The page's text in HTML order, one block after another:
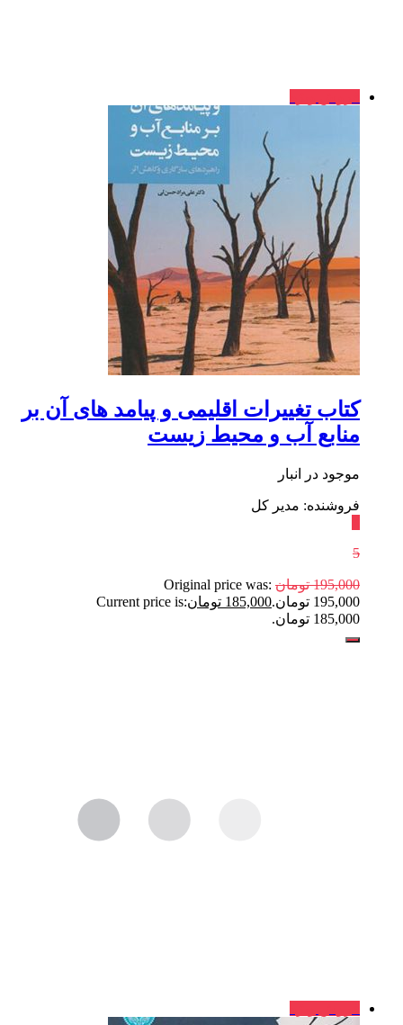
کتاب تغییرات اقلیمی و پیامد های آن بر
منابع آب و محیط زیست
موجود در انبار
فروشنده: مدیر کل
5
195,000 تومان Original price was:
195,000 تومان.
185,000 تومانCurrent price is:
185,000 تومان.